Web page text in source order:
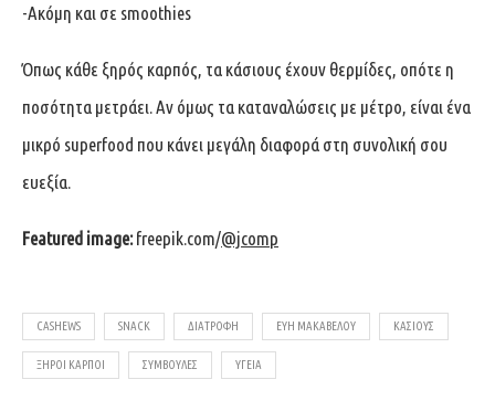
-Ακόμη και σε smoothies
Όπως κάθε ξηρός καρπός, τα κάσιους έχουν θερμίδες, οπότε η
ποσότητα μετράει. Αν όμως τα καταναλώσεις με μέτρο, είναι ένα
μικρό superfood που κάνει μεγάλη διαφορά στη συνολική σου
ευεξία.
Featured image:freepik.com/@jcomp
CASHEWS SNACK ΔΙΑΤΡΟΦΉ ΕΥΗ ΜΑΚΑΒΕΛΟΥ ΚΆΣΙΟΥΣ
ΞΗΡΟΊ ΚΑΡΠΟΊ ΣΥΜΒΟΥΛΈΣ ΥΓΕΊΑ